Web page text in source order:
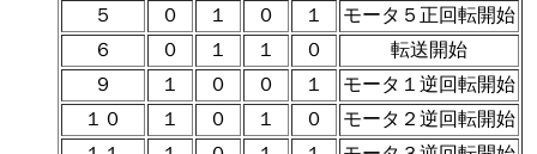
５
０ １ ０ １
モータ５正回転開始
６
０ １ １ ０
転送開始
９
１ ０ ０ １
モータ１逆回転開始
１０
１ ０ １ ０
モータ２逆回転開始